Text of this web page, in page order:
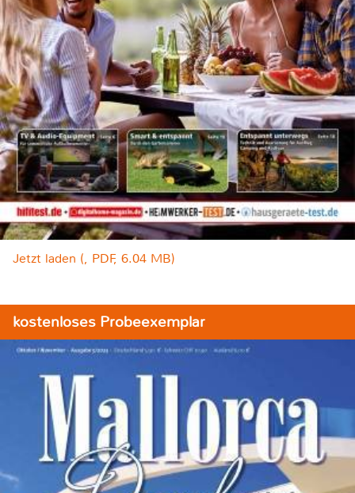
Jetzt laden (, PDF, 6.04 MB)
kostenloses Probeexemplar